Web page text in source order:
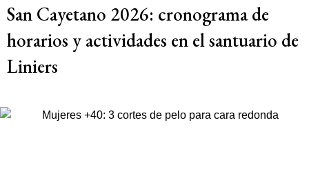
San Cayetano 2026: cronograma de
horarios y actividades en el santuario de
Liniers